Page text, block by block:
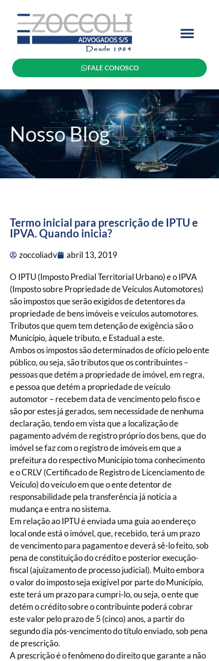
FALE CONOSCO
Nosso Blog
Termo inicial para prescrição de IPTU e
IPVA. Quando inicia?
zoccoliadv abril 13, 2019
O IPTU (Imposto Predial Territorial Urbano) e o IPVA
(Imposto sobre Propriedade de Veículos Automotores)
são impostos que serão exigidos de detentores da
propriedade de bens imóveis e veículos automotores.
Tributos que quem tem detenção de exigência são o
Município, àquele tributo, e Estadual a este.
Ambos os impostos são determinados de ofício pelo ente
público, ou seja, são tributos que os contribuintes –
pessoas que detém a propriedade de imóvel, em regra,
e pessoa que detém a propriedade de veículo
automotor – recebem data de vencimento pelo fisco e
são por estes já gerados, sem necessidade de nenhuma
declaração, tendo em vista que a localização de
pagamento advém de registro próprio dos bens, que do
imóvel se faz com o registro de imóveis em que a
prefeitura do respectivo Município toma conhecimento
e o CRLV (Certificado de Registro de Licenciamento de
Veículo) do veículo em que o ente detentor de
responsabilidade pela transferência já noticia a
mudança e entra no sistema.
Em relação ao IPTU é enviada uma guia ao endereço
local onde está o imóvel, que, recebido, terá um prazo
de vencimento para pagamento e deverá sê-lo feito, sob
pena de constituição do crédito e posterior execução-
fiscal (ajuizamento de processo judicial). Muito embora
o valor do imposto seja exigível por parte do Município,
este terá um prazo para cumpri-lo, ou seja, o ente que
detém o crédito sobre o contribuinte poderá cobrar
este valor pelo prazo de 5 (cinco) anos, a partir do
segundo dia pós-vencimento do título enviado, sob pena
de prescrição.
A prescrição é o fenômeno do direito que garante a não